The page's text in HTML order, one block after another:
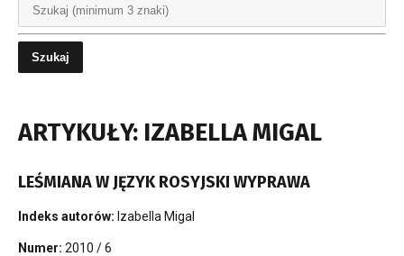
ARTYKUŁY: IZABELLA MIGAL
LEŚMIANA W JĘZYK ROSYJSKI WYPRAWA
Indeks autorów: Izabella Migal
Numer: 2010 / 6